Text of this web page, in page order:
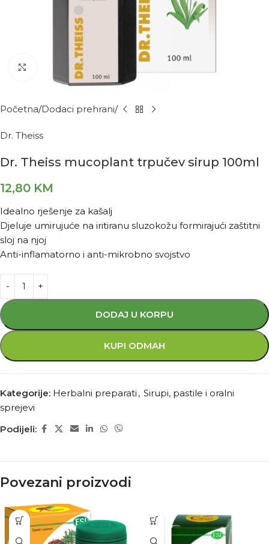
Kliknite za povećanje
Početna Dodaci prehrani
Dr. Theiss
Dr. Theiss mucoplant trpučev sirup 100ml
12,80 KM
Idealno rješenje za kašalj
Djeluje umirujuće na iritiranu sluzokožu formirajući zaštitni
sloj na njoj
Anti-inflamatorno i anti-mikrobno svojstvo
DODAJ U KORPU
KUPI ODMAH
Kategorije: Herbalni preparati , Sirupi, pastile i oralni
sprejevi
Podijeli:
Povezani proizvodi